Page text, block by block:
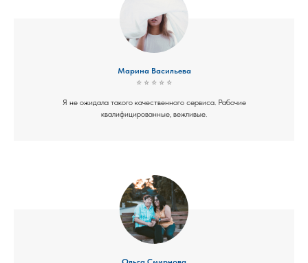
Марина Васильева
⭐ ⭐ ⭐ ⭐ ⭐
Я не ожидала такого качественного сервиса. Рабочие
квалифицированные, вежливые.